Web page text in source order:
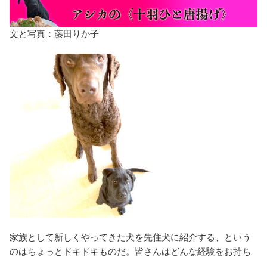
文と写真：藤田りか子
家族として新しくやってきた犬を先住犬に紹介する、という
のはちょっとドキドキものだ。皆さんはどんな経験をお持ち